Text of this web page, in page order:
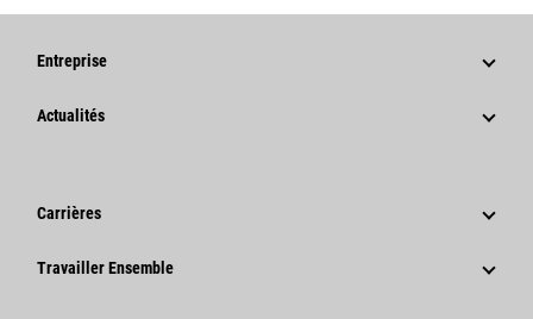
Entreprise
Stratégie
Code De Conduite
Actualités
Communiqués De Presse De L'entreprise
Carrières
Pourquoi Choisir Caterpillar ?
Travailler Ensemble